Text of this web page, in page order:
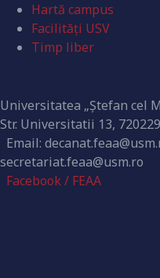
Hartă campus
Facilități USV
Timp liber
Universitatea „Ștefan cel
Str. Universitatii 13,
Email:
secretariat.feaa@usm.ro
Facebook / FEAA